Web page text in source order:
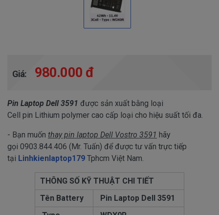
Giá: 980.000 đ
Pin Laptop Dell 3591 được sản xuất bằng loại
Cell pin Lithium polymer cao cấp loại cho hiệu suất tối đa.
- Bạn muốn thay pin laptop Dell Vostro 3591 hãy
gọi 0903.844.406 (Mr. Tuấn) để được tư vấn trực tiếp
tại Linhkienlaptop179 Tphcm Việt Nam.
THÔNG SỐ KỸ THUẬT CHI TIẾT
Tên Battery
Pin Laptop Dell 3591